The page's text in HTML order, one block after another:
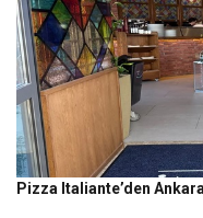
Pizza Italiante’den